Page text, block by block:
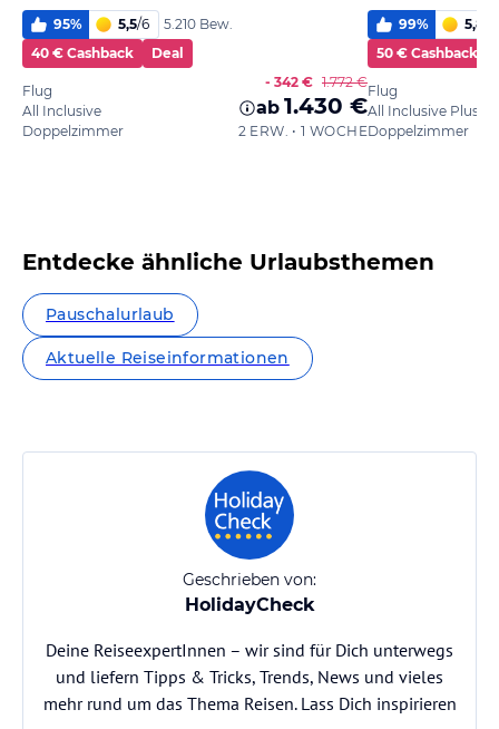
95% 5,5/6
5.210 Bew.
40 € Cashback
Deal
Flug
All Inclusive
Doppelzimmer
- 342 € 1.772 €
ab 1.430 €
2 ERW. • 1 WOCHE
99% 5,8
50 € Cashback
Flug
All Inclusive Plus
Doppelzimmer
Entdecke ähnliche Urlaubsthemen
Pauschalurlaub
Aktuelle Reiseinformationen
Geschrieben von:
HolidayCheck
Deine ReiseexpertInnen – wir sind für Dich unterwegs
und liefern Tipps & Tricks, Trends, News und vieles
mehr rund um das Thema Reisen. Lass Dich inspirieren